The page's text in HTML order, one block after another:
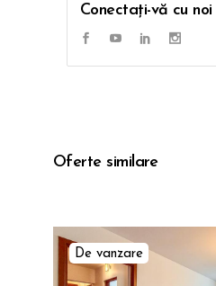
Conectați-vă cu noi
Oferte similare
De vanzare